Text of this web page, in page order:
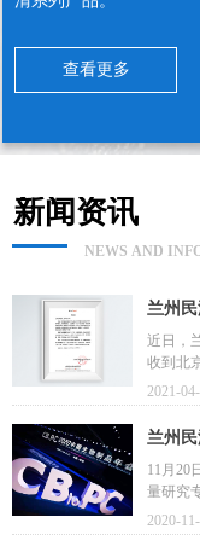
查看更多
兰州
材料
近日，
收到北
司在“
给予的
2021-
兰州
11月20
量研究
防医学
委员会
2020-
新闻资讯
NEWS AND